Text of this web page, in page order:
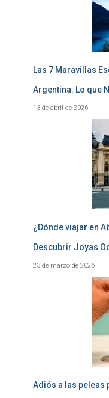
Las 7 Maravillas
Argentina: Lo que
13 de abril de 2026
¿Dónde viajar en
Descubrir Joyas
23 de marzo de 2026
Adiós a las peleas